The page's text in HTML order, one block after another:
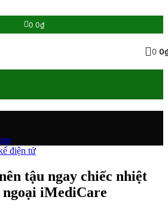
0 0₫
0 0
điện tử
tậu ngay chiếc nhiệt
iMediCare